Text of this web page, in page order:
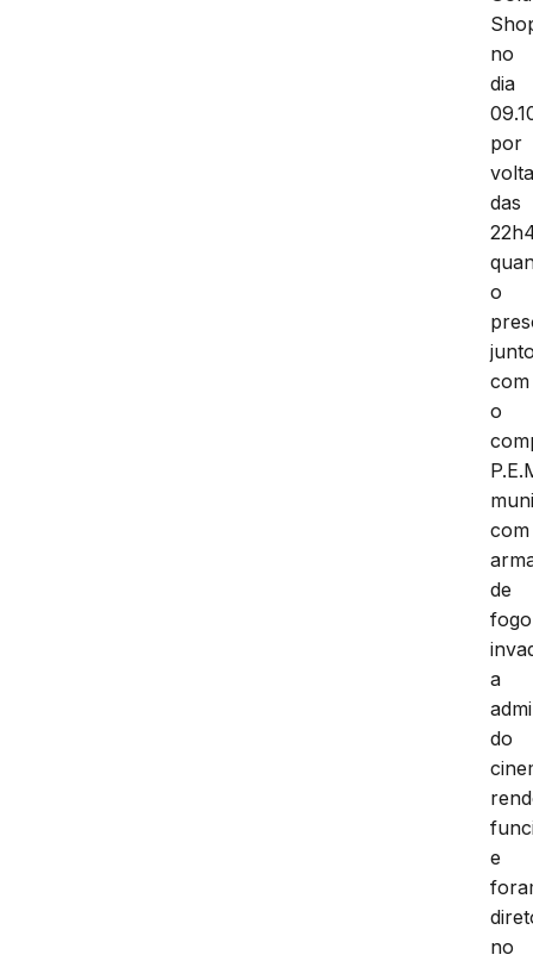
no
dia
por
das
o
com
o
com
de
a
do
e
no